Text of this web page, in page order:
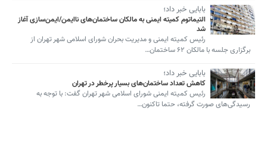
بابایی خبر داد؛
التیماتوم کمیته ایمنی به مالکان ساختمان‌های ناایمن/ایمن‌سازی آغاز
شد
رئیس کمیته ایمنی و مدیریت بحران شورای اسلامی شهر تهران از
برگزاری جلسه با مالکان ۶۲ ساختمان…
بابایی خبر داد؛
کاهش تعداد ساختمان‌های بسیار پرخطر در تهران
رئیس کمیته ایمنی شورای اسلامی شهر تهران گفت: با توجه به
رسیدگی‌های صورت گرفته، حتما تاکنون…